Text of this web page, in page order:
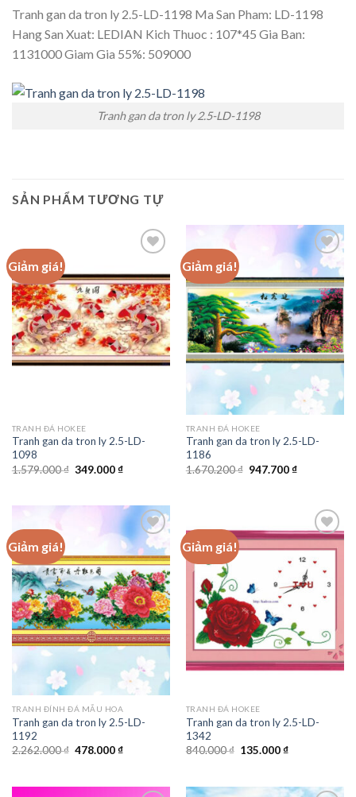
Tranh gan da tron ly 2.5-LD-1198 Ma San Pham: LD-1198
Hang San Xuat: LEDIAN Kich Thuoc : 107*45 Gia Ban:
1131000 Giam Gia 55%: 509000
Tranh gan da tron ly 2.5-LD-1198
SẢN PHẨM TƯƠNG TỰ
Giảm giá!
Add to
wishlist
TRANH ĐÁ HOKEE
Tranh gan da tron ly 2.5-LD-
1098
1.579.000₫ Giá
349.000₫Giá
349.000 ₫.
Giảm giá!
Add to
wishlist
TRANH ĐÁ HOKEE
Tranh gan da tron ly 2.5-LD-
1186
1.670.200₫ Giá
947.700₫Giá
947.700 ₫.
Giảm giá!
Add to
wishlist
TRANH ĐÍNH ĐÁ MẪU HOA
Tranh gan da tron ly 2.5-LD-
1192
2.262.000₫ Giá
478.000₫Giá
478.000 ₫.
Giảm giá!
Add to
wishlist
TRANH ĐÁ HOKEE
Tranh gan da tron ly 2.5-LD-
1342
840.000₫ Giá
135.000₫Giá
135.000 ₫.